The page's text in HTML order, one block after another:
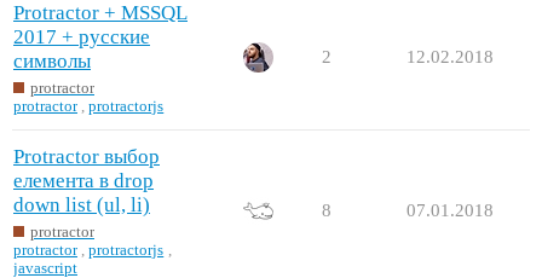
Protractor + MSSQL
2017 + русские
символы
protractor
protractor ,protractorjs
2 12.02.2018
Protractor выбор
елемента в drop
down list (ul, li)
protractor
protractor ,protractorjs
javascript
8 07.01.2018